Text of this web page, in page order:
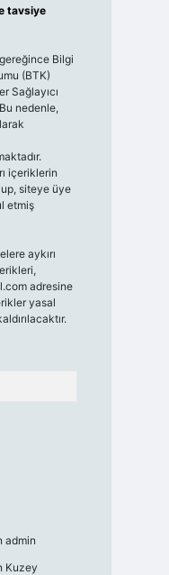
tavsiye
Bilgi
(BTK)
Sağlayıcı
nedenle,
içeriklerin
siteye üye
etmiş
aykırı
adresine
yasal
admin
Kuzey